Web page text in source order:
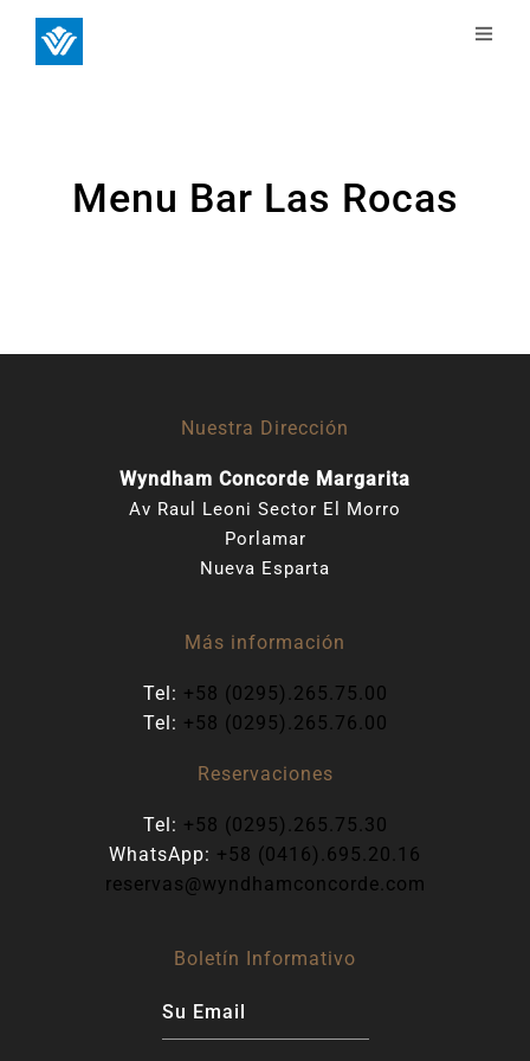
Menu Bar Las Rocas
Nuestra Dirección
Wyndham Concorde Margarita
Av Raul Leoni Sector El Morro
Porlamar
Nueva Esparta
Más información
Tel: +58 (0295).265.75.00
Tel: +58 (0295).265.76.00
Reservaciones
Tel: +58 (0295).265.75.30
WhatsApp: +58 (0416).695.20.16
reservas@wyndhamconcorde.com
Boletín Informativo